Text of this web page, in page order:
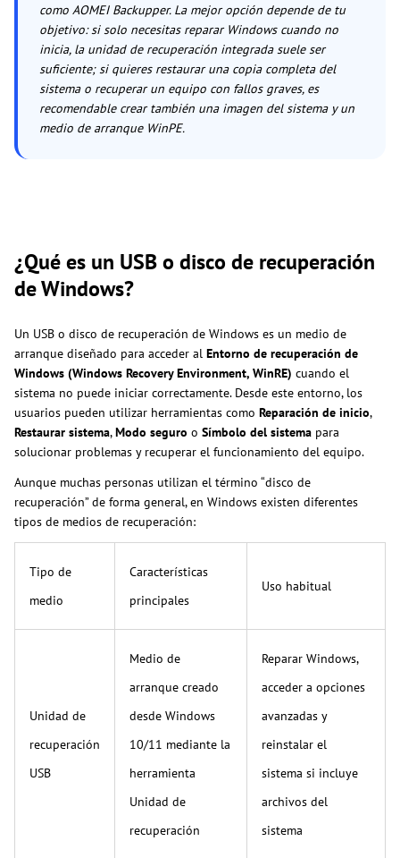
como AOMEI Backupper. La mejor opción depende de tu
objetivo: si solo necesitas reparar Windows cuando no
inicia, la unidad de recuperación integrada suele ser
suficiente; si quieres restaurar una copia completa del
sistema o recuperar un equipo con fallos graves, es
recomendable crear también una imagen del sistema y un
medio de arranque WinPE.
¿Qué es un USB o disco de recuperación
de Windows?
Un USB o disco de recuperación de Windows es un medio de
arranque diseñado para acceder al Entorno de recuperación de
Windows (Windows Recovery Environment, WinRE) cuando el
sistema no puede iniciar correctamente. Desde este entorno, los
usuarios pueden utilizar herramientas como Reparación de inicio,
Restaurar sistema,Modo seguro o Símbolo del sistema para
solucionar problemas y recuperar el funcionamiento del equipo.
Aunque muchas personas utilizan el término “disco de
recuperación” de forma general, en Windows existen diferentes
tipos de medios de recuperación:
Tipo de
medio
Características
principales
Uso habitual
Unidad de
recuperación
USB
Medio de
arranque creado
desde Windows
10/11 mediante la
herramienta
Unidad de
recuperación
Reparar Windows,
acceder a opciones
avanzadas y
reinstalar el
sistema si incluye
archivos del
sistema